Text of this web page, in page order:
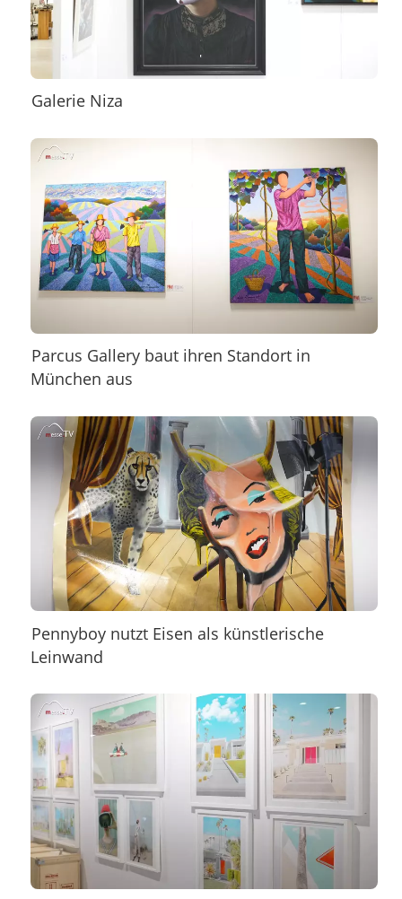
Galerie Niza
Parcus Gallery baut ihren Standort in
München aus
Pennyboy nutzt Eisen als künstlerische
Leinwand